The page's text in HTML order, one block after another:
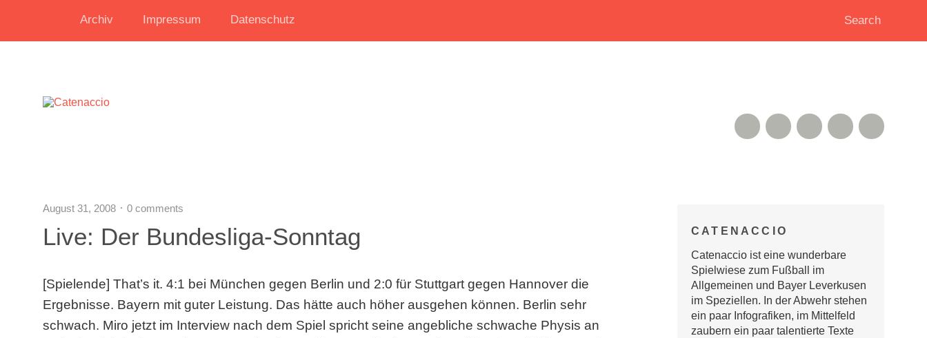
Archiv Impressum Datenschutz
Google+
Instagram
Xing
RSS Feed
August 31, 2008 0 comments
Live: Der Bundesliga-Sonntag
[Spielende] That’s it. 4:1 bei München gegen Berlin und 2:0 für Stuttgart gegen Hannover die
Ergebnisse. Bayern mit guter Leistung. Das hätte auch höher ausgehen können. Berlin sehr
schwach. Miro jetzt im Interview nach dem Spiel spricht seine angebliche schwache Physis an
CATENACCIO
Catenaccio ist eine wunderbare
Spielwiese zum Fußball im
Allgemeinen und Bayer Leverkusen
im Speziellen. In der Abwehr stehen
ein paar Infografiken, im Mittelfeld
zaubern ein paar talentierte Texte